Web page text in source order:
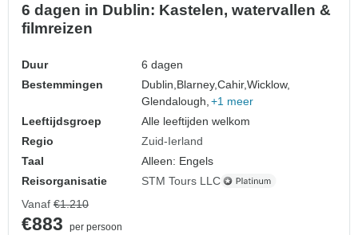
6 dagen in Dublin: Kastelen, watervallen &
filmreizen
Duur
6 dagen
Bestemmingen
Dublin, Blarney,Cahir,Wicklow,
Glendalough, +1 meer
Leeftijdsgroep
Alle leeftijden welkom
Regio
Zuid-Ierland
Taal
Alleen: Engels
Reisorganisatie
STM Tours LLC
Vanaf €1.210
€883
per persoon